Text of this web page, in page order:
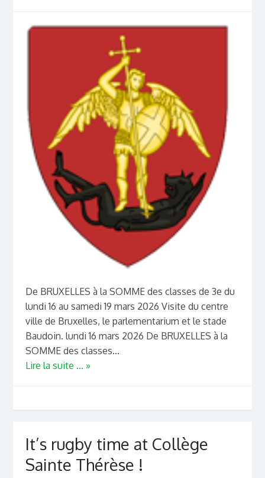
De BRUXELLES à la SOMME des classes de 3e du
lundi 16 au samedi 19 mars 2026 Visite du centre
ville de Bruxelles, le parlementarium et le stade
Baudoin. lundi 16 mars 2026 De BRUXELLES à la
SOMME des classes...
Lire la suite ... »
It’s rugby time at Collège
Sainte Thérèse !